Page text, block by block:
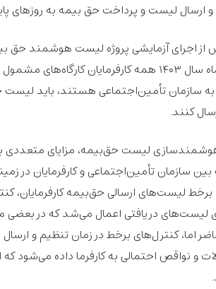
ارسال لیست و پرداخت حق بیمه به روزهای
کشور، از خرداد ماه سال ۱۴۰۳ همه
سازمان تأمین‌اجتماعی هستند، باید لیست
کنند.
لیست حق‌بیمه، مزایای متعددی برای
سازمان تأمین‌اجتماعی و کارفرمایان در
لیست‌های ارسالی حق‌بیمه کارفرمایان،
لیست‌های دریافتی اعمال می‌شد که در بعضی
اما، کنترل‌های برخط در زمان تنظیم و
و نواقص احتمالی به کارفرما داده می‌شود